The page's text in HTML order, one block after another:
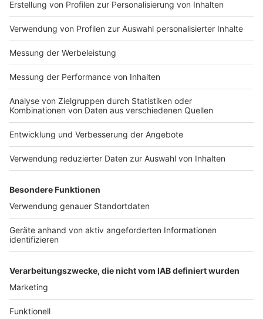
oder dem Bus ist man in wenigen Minuten in der
Weitere Infos und Links zu Angermund
Anzeige
Angermund bei Wikipedia
De 11 Pille
Sankt Sebastianus Bruderschaft Angermund 1511
Windsurfing Club Angermund
Reitercorps Angermund
Anzeige